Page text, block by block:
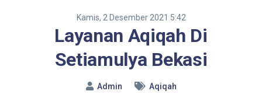
Kamis, 2 Desember 2021 5:42
Layanan Aqiqah Di
Setiamulya Bekasi
Admin Aqiqah